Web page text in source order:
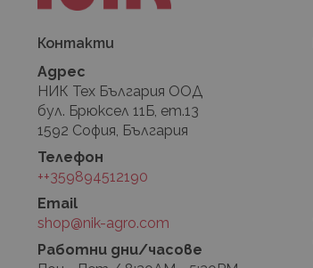
Контакти
Адрес
НИК Тех България ООД
бул. Брюксел 11Б, ет.13
1592 София, България
Телефон
++359894512190
Email
shop@nik-agro.com
Работни дни/часове